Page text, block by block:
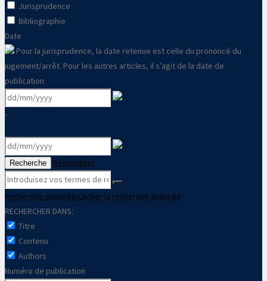
Jurisprudence
Bibliographie
Date
Pour la jurisprudence, la date retenue est celle du prononcé du
jugement/arrêt. Pour les autres articles, il s’agit de la date de
publication
-
Recherche Réinitialiser
Recherche avancée Cacher la recherche avancée
RECHERCHER DANS:
Titre
Contenu
Authors
Numéro de publication